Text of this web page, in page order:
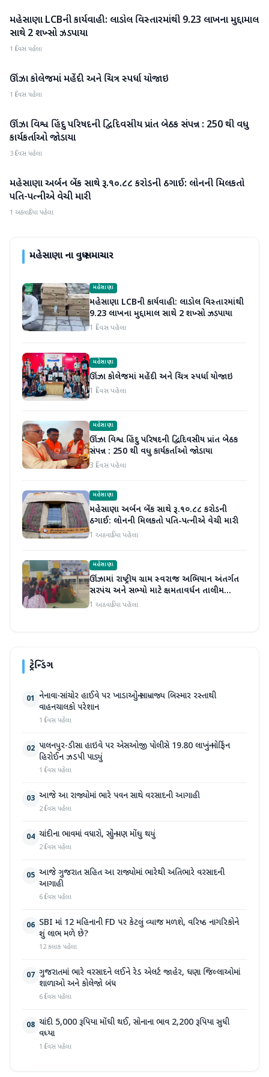
મહેસાણા
મહેસાણા LCBની કાર્યવાહી: લાડોલ વિસ્તારમાંથી 9.23 લાખના મુદ્દામાલ
સાથે 2 શખ્સો ઝડપાયા
1 દિવસ પહેલા
મહેસાણા
ઊંઝા કોલેજમાં મહેંદી અને ચિત્ર સ્પર્ધા યોજાઇ
1 દિવસ પહેલા
મહેસાણા
ઊંઝા વિશ્વ હિંદુ પરિષદની દ્વિદિવસીય પ્રાંત બેઠક સંપન્ન : 250 થી વધુ
કાર્યકર્તાઓ જોડાયા
3 દિવસ પહેલા
મહેસાણા
મહેસાણા અર્બન બેંક સાથે રૂ.૧૦.૮૮ કરોડની ઠગાઈ: લોનની મિલકતો
પતિ-પત્નીએ વેચી મારી
1 અઠવાડિયા પહેલા
મહેસાણાના વધુ સમાચાર
મહેસાણા
મહેસાણા LCBની કાર્યવાહી: લાડોલ વિસ્તારમાંથી
9.23 લાખના મુદ્દામાલ સાથે 2 શખ્સો ઝડપાયા
1 દિવસ પહેલા
મહેસાણા
ઊંઝા કોલેજમાં મહેંદી અને ચિત્ર સ્પર્ધા યોજાઇ
1 દિવસ પહેલા
મહેસાણા
ઊંઝા વિશ્વ હિંદુ પરિષદની દ્વિદિવસીય પ્રાંત બેઠક
સંપન્ન : 250 થી વધુ કાર્યકર્તાઓ જોડાયા
3 દિવસ પહેલા
મહેસાણા
મહેસાણા અર્બન બેંક સાથે રૂ.૧૦.૮૮ કરોડની
ઠગાઈ: લોનની મિલકતો પતિ-પત્નીએ વેચી મારી
1 અઠવાડિયા પહેલા
મહેસાણા
ઊંઝામાં રાષ્ટ્રીય ગ્રામ સ્વરાજ અભિયાન અંતર્ગત
સરપંચ અને સભ્યો માટે ક્ષમતાવર્ધન તાલીમ
યોજાઈ
1 અઠવાડિયા પહેલા
ટ્રેન્ડિંગ
01 નેનાવા-સાંચોર હાઈવે પર ખાડાઓનું સામ્રાજ્ય બિસ્માર રસ્તાથી
વાહનચાલકો પરેશાન
1 દિવસ પહેલા
02 પાલનપુર-ડીસા હાઇવે પર એસઓજી પોલીસે 19.80 લાખનું મોર્ફિન
હિરોઈન ઝડપી પાડ્યું
1 દિવસ પહેલા
03 આજે આ રાજ્યોમાં ભારે પવન સાથે વરસાદની આગાહી
2 દિવસ પહેલા
04 ચાંદીના ભાવમાં વધારો, સોનું પણ મોંઘુ થયું
2 દિવસ પહેલા
05 આજે ગુજરાત સહિત આ રાજ્યોમાં ભારેથી અતિભારે વરસાદની
આગાહી
6 દિવસ પહેલા
06 SBI માં 12 મહિનાની FD પર કેટલું વ્યાજ મળશે, વરિષ્ઠ નાગરિકોને
શું લાભ મળે છે?
12 કલાક પહેલા
07 ગુજરાતમાં ભારે વરસાદને લઈને રેડ એલર્ટ જાહેર, ઘણા જિલ્લાઓમાં
શાળાઓ અને કોલેજો બંધ
6 દિવસ પહેલા
08 ચાંદી 5,000 રૂપિયા મોંઘી થઈ, સોનાના ભાવ 2,200 રૂપિયા સુધી
વધ્યા
1 દિવસ પહેલા